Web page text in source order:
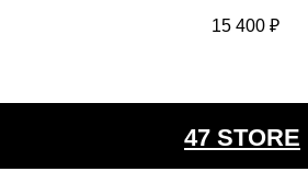
15 400 ₽
47 STORE